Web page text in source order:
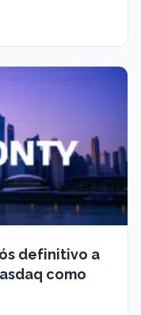
definitivo a
como